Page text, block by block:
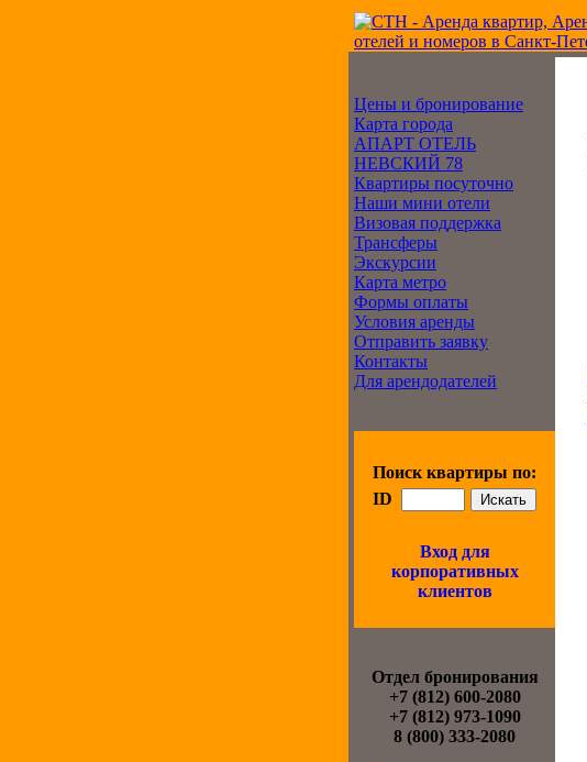
Цены и бронирование
Карта города
АПАРТ ОТЕЛЬ
НЕВСКИЙ 78
Квартиры посуточно
Наши мини отели
Визовая поддержка
Трансферы
Экскурсии
Карта метро
Формы оплаты
Условия аренды
Отправить заявку
Контакты
Для арендодателей
Поиск квартиры по:
ID
Вход для
корпоративных
клиентов
Отдел бронирования
+7 (812) 600-2080
+7 (812) 973-1090
8 (800) 333-2080